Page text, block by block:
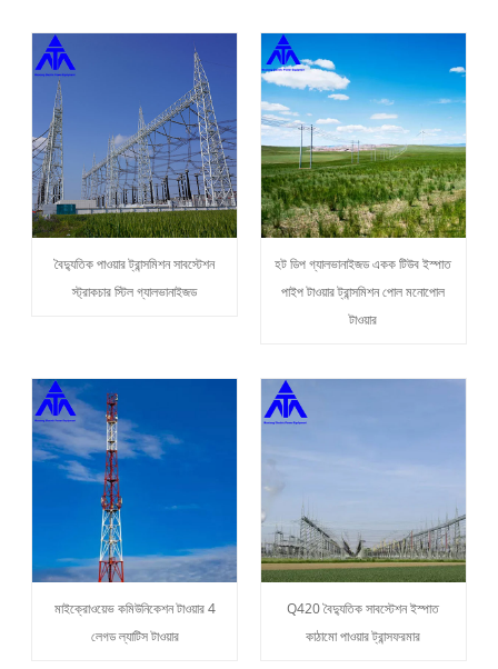
বৈদ্যুতিক পাওয়ার ট্রান্সমিশন সাবস্টেশন
স্ট্রাকচার স্টিল গ্যালভানাইজড
হট ডিপ গ্যালভানাইজড একক টিউব ইস্পাত
পাইপ টাওয়ার ট্রান্সমিশন পোল মনোপোল
টাওয়ার
মাইক্রোওয়েভ কমিউনিকেশন টাওয়ার 4
লেগড ল্যাটিস টাওয়ার
Q420 বৈদ্যুতিক সাবস্টেশন ইস্পাত
কাঠামো পাওয়ার ট্রান্সফরমার